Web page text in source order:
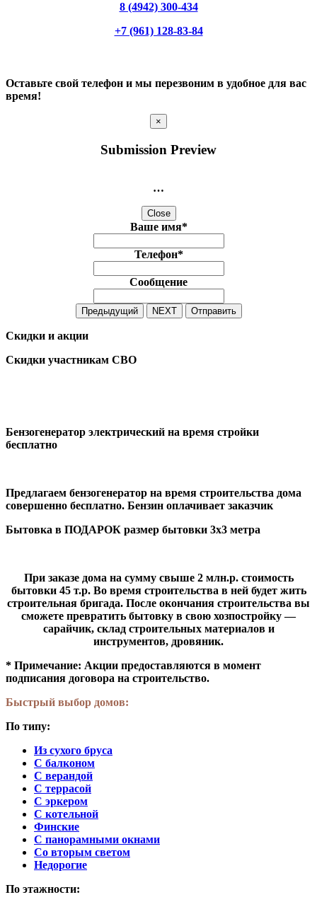
8 (4942) 300-434
+7 (961) 128-83-84
Оставьте свой телефон и мы перезвоним в удобное для вас
время!
×
Submission Preview
…
Close
Ваше имя*
Телефон*
Сообщение
Предыдущий NEXT Отправить
Скидки и акции
Скидки участникам СВО
Бензогенератор электрический на время стройки
бесплатно
Предлагаем бензогенератор на время строительства дома
совершенно бесплатно. Бензин оплачивает заказчик
Бытовка в ПОДАРОК размер бытовки 3х3 метра
При заказе дома на сумму свыше 2 млн.р. стоимость
бытовки 45 т.р. Во время строительства в ней будет жить
строительная бригада. После окончания строительства вы
сможете превратить бытовку в свою хозпостройку —
сарайчик, склад строительных материалов и
инструментов, дровяник.
* Примечание: Акции предоставляются в момент
подписания договора на строительство.
Быстрый выбор домов:
По типу:
Из сухого бруса
С балконом
С верандой
С террасой
С эркером
С котельной
Финские
С панорамными окнами
Со вторым светом
Недорогие
По этажности: